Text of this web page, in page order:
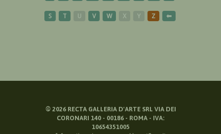
S T U V W X Y Z ⬅
© 2026RECTA GALLERIA D'ARTE SRL VIA DEI
CORONARI 140 - 00186 - ROMA - IVA:
10654351005